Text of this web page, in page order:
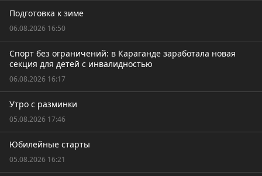
Подготовка к зиме
06.08.2026 16:50
Спорт без ограничений: в Караганде заработала новая
секция для детей с инвалидностью
06.08.2026 16:17
Утро с разминки
05.08.2026 17:46
Юбилейные старты
05.08.2026 16:21